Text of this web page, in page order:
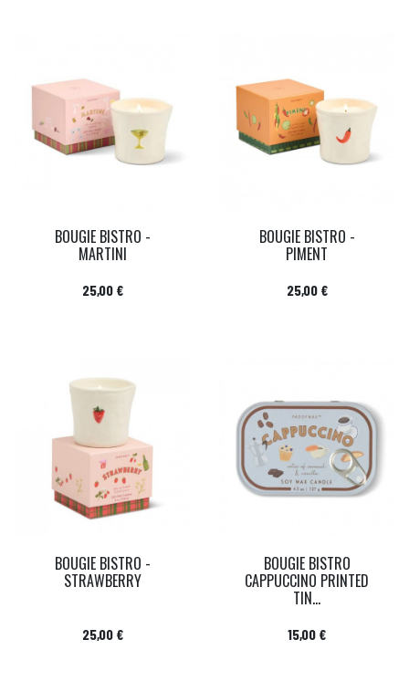
BOUGIE BISTRO -
MARTINI
Prix
25,00 €
BOUGIE BISTRO -
PIMENT
Prix
25,00 €
BOUGIE BISTRO -
STRAWBERRY
Prix
25,00 €
BOUGIE BISTRO
CAPPUCCINO PRINTED
TIN...
Prix
15,00 €